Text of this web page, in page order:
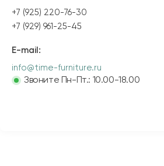
+7 (925) 220-76-30
+7 (929) 961-25-45
E-mail:
info@time-furniture.ru
Звоните Пн-Пт.: 10.00-18.00